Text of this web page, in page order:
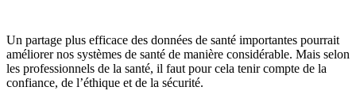
Un partage plus efficace des données de santé importantes pourrait
améliorer nos systèmes de santé de manière considérable. Mais selon
les professionnels de la santé, il faut pour cela tenir compte de la
confiance, de l’éthique et de la sécurité.